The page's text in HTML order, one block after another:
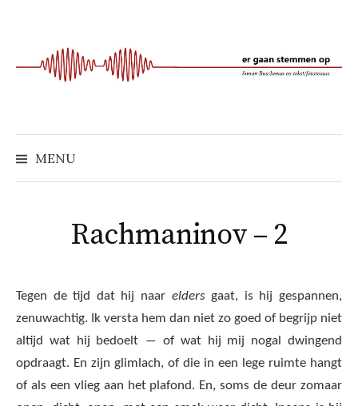
springen
MENU
Rachmaninov – 2
Tegen de tijd dat hij naar eldersgaat, is hij gespannen,
zenuwachtig. Ik versta hem dan niet zo goed of begrijp niet
altijd wat hij bedoelt ― of wat hij mij nogal dwingend
opdraagt. En zijn glimlach, of die in een lege ruimte hangt
of als een vlieg aan het plafond. En, soms de deur zomaar